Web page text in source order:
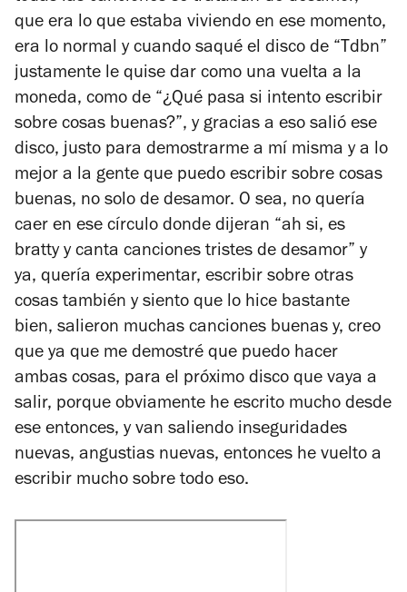
que era lo que estaba viviendo en ese momento,
era lo normal y cuando saqué el disco de “Tdbn”
justamente le quise dar como una vuelta a la
moneda, como de “¿Qué pasa si intento escribir
sobre cosas buenas?”, y gracias a eso salió ese
disco, justo para demostrarme a mí misma y a lo
mejor a la gente que puedo escribir sobre cosas
buenas, no solo de desamor. O sea, no quería
caer en ese círculo donde dijeran “ah si, es
bratty y canta canciones tristes de desamor” y
ya, quería experimentar, escribir sobre otras
cosas también y siento que lo hice bastante
bien, salieron muchas canciones buenas y, creo
que ya que me demostré que puedo hacer
ambas cosas, para el próximo disco que vaya a
salir, porque obviamente he escrito mucho desde
ese entonces, y van saliendo inseguridades
nuevas, angustias nuevas, entonces he vuelto a
escribir mucho sobre todo eso.